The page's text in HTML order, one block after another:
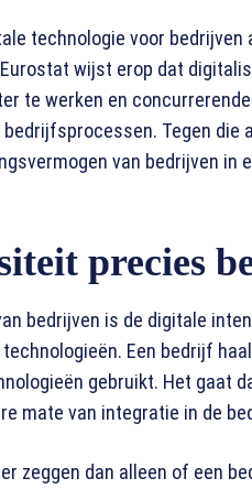
technologie voor bedrijven
wijst erop dat
te werken en
Tegen die
van bedrijven in
precies
bedrijven is de digitale
Een bedrijf
gebruikt. Het gaat
mate van integratie in de
zeggen dan alleen of een